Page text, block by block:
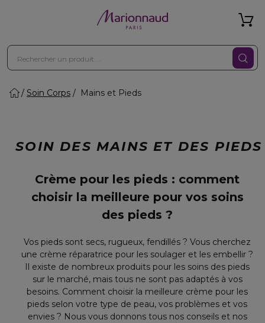
Soin Corps Mains et Pieds
SOIN DES MAINS ET DES PIEDS
Crème pour les pieds : comment
choisir la meilleure pour vos soins
des pieds ?
Vos pieds sont secs, rugueux, fendillés ? Vous cherchez
une crème réparatrice pour les soulager et les embellir ?
Il existe de nombreux produits pour les soins des pieds
sur le marché, mais tous ne sont pas adaptés à vos
besoins. Comment choisir la meilleure crème pour les
pieds selon votre type de peau, vos problèmes et vos
envies ? Nous vous donnons tous nos conseils et nos